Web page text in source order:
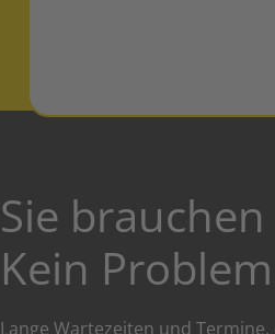
Sie
Kein
Lange Wartezeiten und